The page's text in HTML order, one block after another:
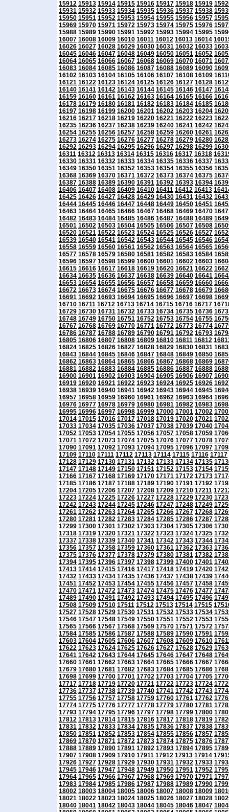
15912 15913 15914 15915 15916 15917 15918 15919
15931 15932 15933 15934 15935 15936 15937 15938
15950 15951 15952 15953 15954 15955 15956 15957
15969 15970 15971 15972 15973 15974 15975 15976
15988 15989 15990 15991 15992 15993 15994 15995
16007 16008 16009 16010 16011 16012 16013 16014
16026 16027 16028 16029 16030 16031 16032 16033
16045 16046 16047 16048 16049 16050 16051 16052
16064 16065 16066 16067 16068 16069 16070 16071
16083 16084 16085 16086 16087 16088 16089 16090
16102 16103 16104 16105 16106 16107 16108 16109
16121 16122 16123 16124 16125 16126 16127 16128
16140 16141 16142 16143 16144 16145 16146 16147
16159 16160 16161 16162 16163 16164 16165 16166
16178 16179 16180 16181 16182 16183 16184 16185
16197 16198 16199 16200 16201 16202 16203 16204
16216 16217 16218 16219 16220 16221 16222 16223
16235 16236 16237 16238 16239 16240 16241 16242
16254 16255 16256 16257 16258 16259 16260 16261
16273 16274 16275 16276 16277 16278 16279 16280
16292 16293 16294 16295 16296 16297 16298 16299
16311 16312 16313 16314 16315 16316 16317 16318
16330 16331 16332 16333 16334 16335 16336 16337
16349 16350 16351 16352 16353 16354 16355 16356
16368 16369 16370 16371 16372 16373 16374 16375
16387 16388 16389 16390 16391 16392 16393 16394
16406 16407 16408 16409 16410 16411 16412 16413
16425 16426 16427 16428 16429 16430 16431 16432
16444 16445 16446 16447 16448 16449 16450 16451
16463 16464 16465 16466 16467 16468 16469 16470
16482 16483 16484 16485 16486 16487 16488 16489
16501 16502 16503 16504 16505 16506 16507 16508
16520 16521 16522 16523 16524 16525 16526 16527
16539 16540 16541 16542 16543 16544 16545 16546
16558 16559 16560 16561 16562 16563 16564 16565
16577 16578 16579 16580 16581 16582 16583 16584
16596 16597 16598 16599 16600 16601 16602 16603
16615 16616 16617 16618 16619 16620 16621 16622
16634 16635 16636 16637 16638 16639 16640 16641
16653 16654 16655 16656 16657 16658 16659 16660
16672 16673 16674 16675 16676 16677 16678 16679
16691 16692 16693 16694 16695 16696 16697 16698
16710 16711 16712 16713 16714 16715 16716 16717
16729 16730 16731 16732 16733 16734 16735 16736
16748 16749 16750 16751 16752 16753 16754 16755
16767 16768 16769 16770 16771 16772 16773 16774
16786 16787 16788 16789 16790 16791 16792 16793
16805 16806 16807 16808 16809 16810 16811 16812
16824 16825 16826 16827 16828 16829 16830 16831
16843 16844 16845 16846 16847 16848 16849 16850
16862 16863 16864 16865 16866 16867 16868 16869
16881 16882 16883 16884 16885 16886 16887 16888
16900 16901 16902 16903 16904 16905 16906 16907
16919 16920 16921 16922 16923 16924 16925 16926
16938 16939 16940 16941 16942 16943 16944 16945
16957 16958 16959 16960 16961 16962 16963 16964
16976 16977 16978 16979 16980 16981 16982 16983
16995 16996 16997 16998 16999 17000 17001 17002
17014 17015 17016 17017 17018 17019 17020 17021
17033 17034 17035 17036 17037 17038 17039 17040
17052 17053 17054 17055 17056 17057 17058 17059
17071 17072 17073 17074 17075 17076 17077 17078
17090 17091 17092 17093 17094 17095 17096 17097
17109 17110 17111 17112 17113 17114 17115 17116 17117
17128 17129 17130 17131 17132 17133 17134 17135
17147 17148 17149 17150 17151 17152 17153 17154
17166 17167 17168 17169 17170 17171 17172 17173
17185 17186 17187 17188 17189 17190 17191 17192
17204 17205 17206 17207 17208 17209 17210 17211
17223 17224 17225 17226 17227 17228 17229 17230
17242 17243 17244 17245 17246 17247 17248 17249
17261 17262 17263 17264 17265 17266 17267 17268
17280 17281 17282 17283 17284 17285 17286 17287
17299 17300 17301 17302 17303 17304 17305 17306
17318 17319 17320 17321 17322 17323 17324 17325
17337 17338 17339 17340 17341 17342 17343 17344
17356 17357 17358 17359 17360 17361 17362 17363
17375 17376 17377 17378 17379 17380 17381 17382
17394 17395 17396 17397 17398 17399 17400 17401
17413 17414 17415 17416 17417 17418 17419 17420
17432 17433 17434 17435 17436 17437 17438 17439
17451 17452 17453 17454 17455 17456 17457 17458
17470 17471 17472 17473 17474 17475 17476 17477
17489 17490 17491 17492 17493 17494 17495 17496
17508 17509 17510 17511 17512 17513 17514 17515
17527 17528 17529 17530 17531 17532 17533 17534
17546 17547 17548 17549 17550 17551 17552 17553
17565 17566 17567 17568 17569 17570 17571 17572
17584 17585 17586 17587 17588 17589 17590 17591
17603 17604 17605 17606 17607 17608 17609 17610
17622 17623 17624 17625 17626 17627 17628 17629
17641 17642 17643 17644 17645 17646 17647 17648
17660 17661 17662 17663 17664 17665 17666 17667
17679 17680 17681 17682 17683 17684 17685 17686
17698 17699 17700 17701 17702 17703 17704 17705
17717 17718 17719 17720 17721 17722 17723 17724
17736 17737 17738 17739 17740 17741 17742 17743
17755 17756 17757 17758 17759 17760 17761 17762
17774 17775 17776 17777 17778 17779 17780 17781
17793 17794 17795 17796 17797 17798 17799 17800
17812 17813 17814 17815 17816 17817 17818 17819
17831 17832 17833 17834 17835 17836 17837 17838
17850 17851 17852 17853 17854 17855 17856 17857
17869 17870 17871 17872 17873 17874 17875 17876
17888 17889 17890 17891 17892 17893 17894 17895
17907 17908 17909 17910 17911 17912 17913 17914
17926 17927 17928 17929 17930 17931 17932 17933
17945 17946 17947 17948 17949 17950 17951 17952
17964 17965 17966 17967 17968 17969 17970 17971
17983 17984 17985 17986 17987 17988 17989 17990
18002 18003 18004 18005 18006 18007 18008 18009
18021 18022 18023 18024 18025 18026 18027 18028
18040 18041 18042 18043 18044 18045 18046 18047